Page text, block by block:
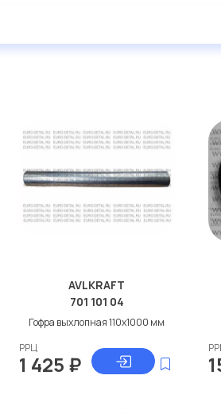
AVLKRAFT
701 101 04
Гофра выхлопная 110x1000 мм
РРЦ
1 425 ₽